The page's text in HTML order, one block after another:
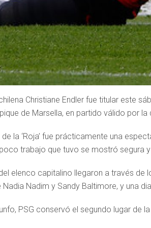
Christiane Endler fue titular este
de Marsella, en partido válido por
la ‘Roja’ fue prácticamente una
trabajo que tuvo se mostró segura
elenco capitalino llegaron a través de
Nadim y Sandy Baltimore, y una
PSG conservó el segundo lugar de